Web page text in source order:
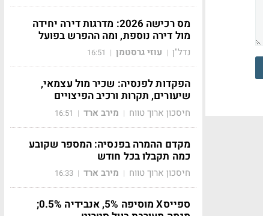
מס רכישה 2026: מדרגות דירה יחידה
מול דירה נוספת, ומה ההפרש בפועל
נדל"ן | עוזי גרסטמן |
16:51
הפקדות לפנסיה: שכיר מול עצמאי,
שיעורים, תקרות ורכיב הפיצויים
חיסכון ארוך טווח | מירב ארד |
16:51
מקדם ההמרה בפנסיה: המספר שקובע
כמה תקבלו בכל חודש
חיסכון ארוך טווח | מירב ארד |
16:33
ספייסX מוסיפה 5%, אנבידיה 0.5%;